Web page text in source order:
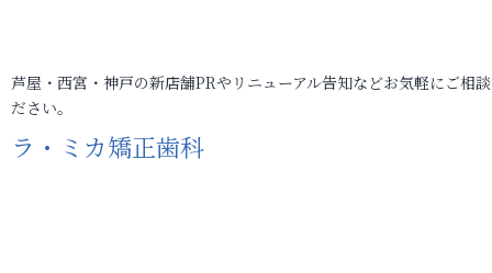
芦屋・西宮・神戸の新店舗PRやリニューアル告知などお気軽にご相
ださい。
ラ・ミカ矯正歯科